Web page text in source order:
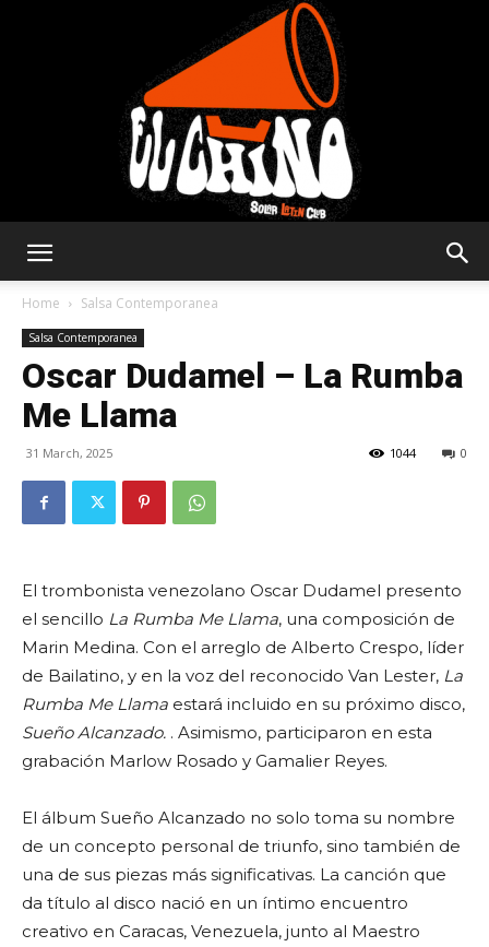
Latin
Home Salsa Contemporanea
Salsa Contemporanea
Oscar Dudamel – La Rumba
Me Llama
31 March, 2025 0
1044
El trombonista venezolano Oscar Dudamel presento
el sencillo La Rumba Me Llama, una composición de
Marin Medina. Con el arreglo de Alberto Crespo, líder
de Bailatino, y en la voz del reconocido Van Lester, La
Rumba Me Llama estará incluido en su próximo disco,
Sueño Alcanzado. . Asimismo, participaron en esta
grabación Marlow Rosado y Gamalier Reyes.
El álbum Sueño Alcanzado no solo toma su nombre
de un concepto personal de triunfo, sino también de
una de sus piezas más significativas. La canción que
da título al disco nació en un íntimo encuentro
creativo en Caracas, Venezuela, junto al Maestro